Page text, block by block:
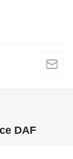
DAF